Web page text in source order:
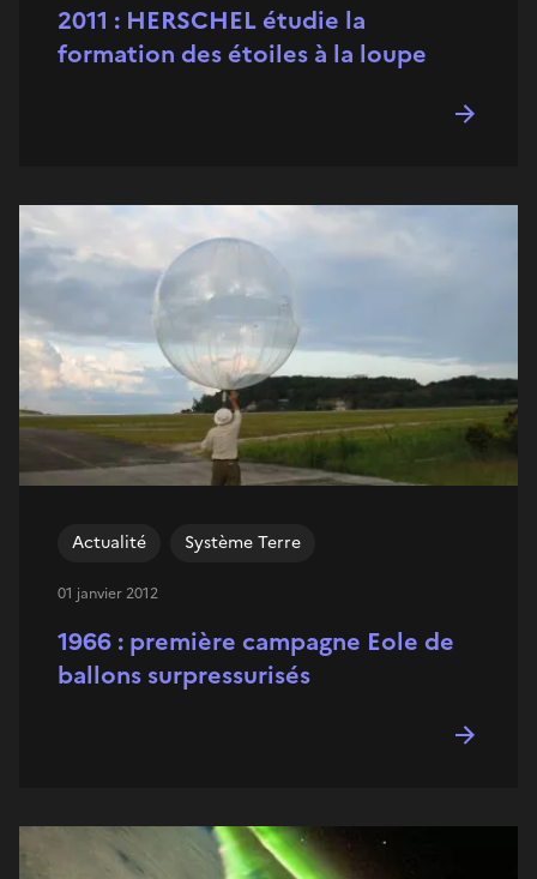
2011 : HERSCHEL étudie la
formation des étoiles à la loupe
1966 : première campagne Eole de
ballons surpressurisés
Actualité Système Terre
01 janvier 2012